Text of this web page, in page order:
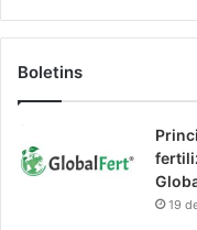
Boletins
19